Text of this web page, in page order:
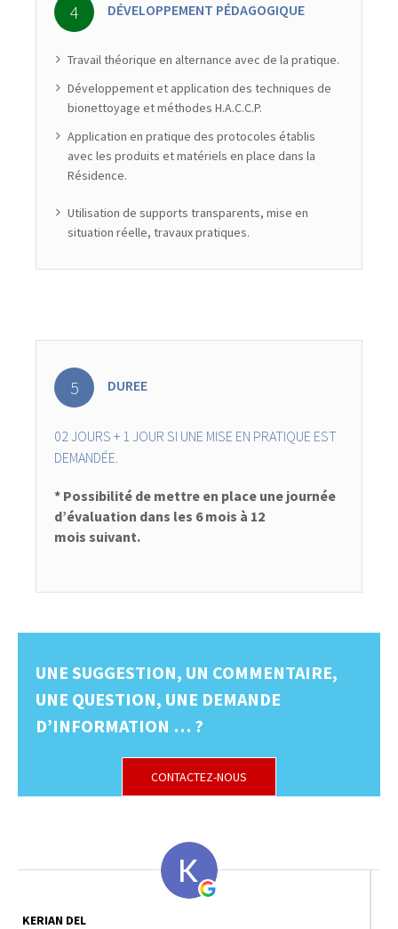
DÉVELOPPEMENT PÉDAGOGIQUE
Travail théorique en alternance avec de la pratique.
Développement et application des techniques de
bionettoyage et méthodes H.A.C.C.P.
Application en pratique des protocoles établis
avec les produits et matériels en place dans la
Résidence.
Utilisation de supports transparents, mise en
situation réelle, travaux pratiques.
DUREE
02 JOURS + 1 JOUR SI UNE MISE EN PRATIQUE EST
DEMANDÉE.
* Possibilité de mettre en place une journée
d’évaluation dans les 6 mois à 12
mois suivant.
UNE SUGGESTION, UN COMMENTAIRE,
UNE QUESTION, UNE DEMANDE
D’INFORMATION … ?
CONTACTEZ-NOUS
SABRINA SAB